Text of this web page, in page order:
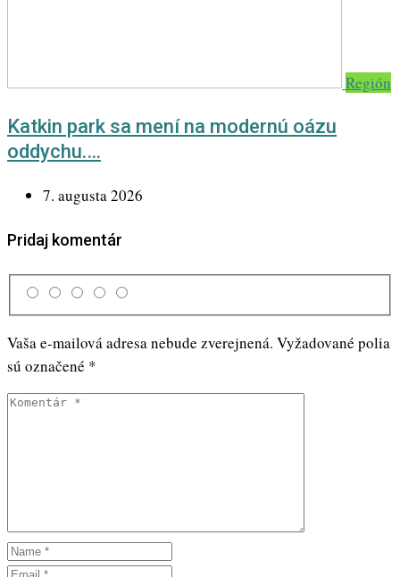
Región
Katkin park sa mení na modernú oázu
oddychu.…
7. augusta 2026
Pridaj komentár
Vaša e-mailová adresa nebude zverejnená. Vyžadované polia
sú označené *